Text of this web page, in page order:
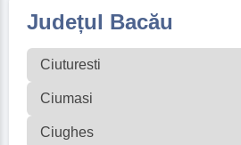
Județul Bacău
Ciuturesti
Ciumasi
Ciughes